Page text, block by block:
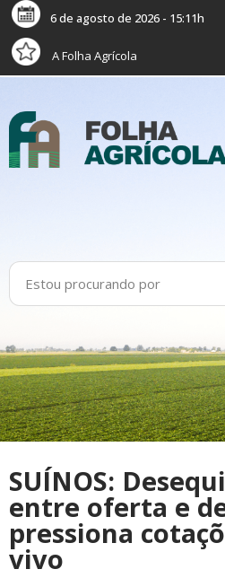
6 de agosto de 2026 - 15:11h
A Folha Agrícola
SUÍNOS:
entre oferta e
pressiona
vivo